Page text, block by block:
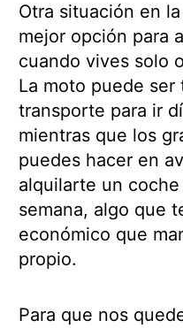
Otra situación en
mejor opción para
cuando vives solo
La moto puede
transporte para ir
mientras que los
puedes hacer en
alquilarte un
semana, algo que
económico que
propio.
Para que nos